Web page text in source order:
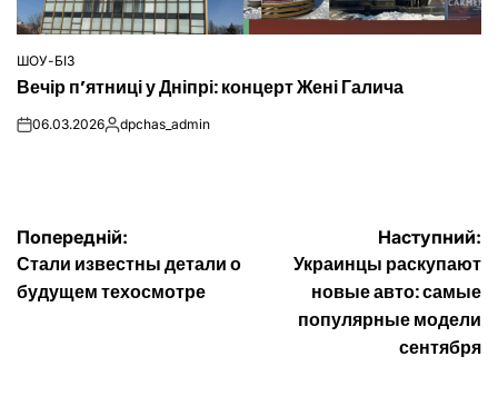
ОПУБЛІКУВАТИ
У
ШОУ-БІЗ
Вечір п’ятниці у Дніпрі: концерт Жені Галича
on06.03.2026Опубліковано
dpchas_admin
Навігація
записів
Попередній:
Стали известны детали о
будущем техосмотре
Наступний:
Украинцы раскупают
новые авто: самые
популярные модели
сентября